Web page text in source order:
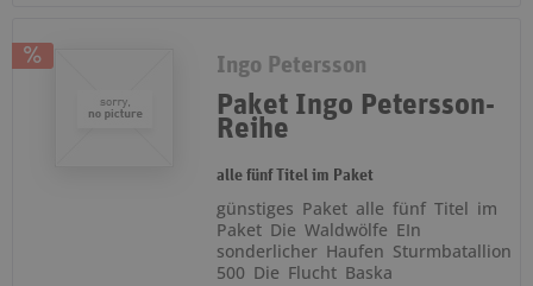
Ingo Petersson
Paket Ingo Petersson-
Reihe
alle fünf Titel im Paket
günstiges Paket alle fünf Titel im
Paket Die Waldwölfe EIn
sonderlicher Haufen Sturmbatallion
500 Die Flucht Baska